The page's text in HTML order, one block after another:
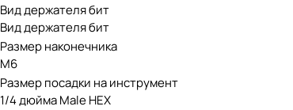
Вид держателя бит
Вид держателя бит
Размер наконечника
M6
Размер посадки на инструмент
1/4 дюйма Male HEX